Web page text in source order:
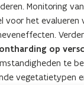
Monitoring
voor het evalueren
op
te
vegetatietypen